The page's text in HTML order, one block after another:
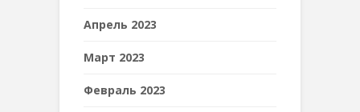
Апрель 2023
Март 2023
Февраль 2023